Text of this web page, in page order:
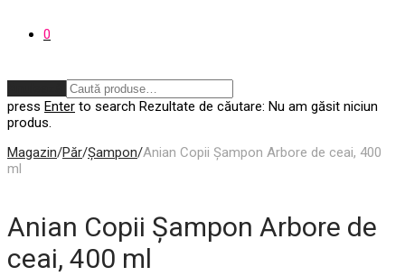
0
press Enter to search Rezultate de căutare: Nu am găsit niciun
produs.
Magazin/Păr/Șampon/Anian Copii Șampon Arbore de ceai, 400
ml
Anian Copii Șampon Arbore de
ceai, 400 ml